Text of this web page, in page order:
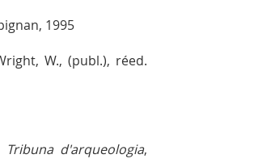
1995
W., (publ.), réed.
Tribuna d'arqueologia,